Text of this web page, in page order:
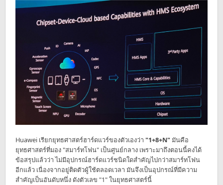
Huawei เรียกยุทธศาสตร์ฮาร์ดแวร์ของตัวเองว่า "1+8+N"มันคือ
ยุทธศาสตร์ที่มอง "สมาร์ทโฟน" เป็นศูนย์กลาง เพราะมาถึงตอนนี้คงได้
ข้อสรุปแล้วว่า ไม่มีอุปกรณ์ฮาร์ดแวร์ชนิดใดสำคัญไปกว่าสมาร์ทโฟน
อีกแล้ว เนื่องจากอยู่ติดตัวผู้ใช้ตลอดเวลา มันจึงเป็นอุปกรณ์ที่มีความ
สำคัญเป็นอันดับหนึ่ง ดังตัวเลข "1" ในยุทธศาสตร์นี้